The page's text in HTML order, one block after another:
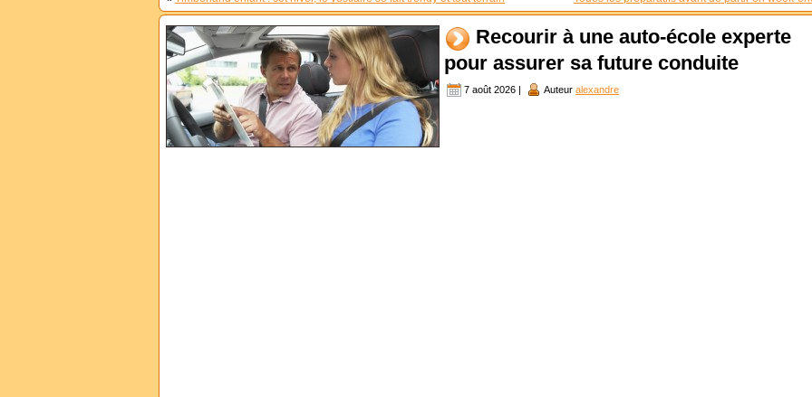
Recourir à une auto-école experte
pour assurer sa future conduite
7 août 2026 | Auteur alexandre